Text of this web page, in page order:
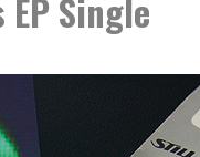
Single